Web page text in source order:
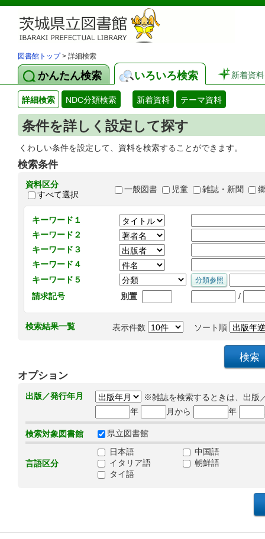
図書館トップ> 詳細検索
かんたん検索 いろいろ検索 新着資料
詳細検索 NDC分類検索 新着資料 テーマ資料
条件を詳しく設定して探す
くわしい条件を設定して、資料を検索することができます。
検索条件
資料区分
すべて選択
一般図書 児童 雑誌・新聞
キーワード１
キーワード２
キーワード３
キーワード４
キーワード５
請求記号
別置 /
検索結果一覧 表示件数 ソート順
オプション
出版／発行年月
※雑誌を検索するときは、出版
年
月から 年
検索対象図書館 県立図書館
言語区分
日本語
中国語
イタリア語
朝鮮語
タイ語